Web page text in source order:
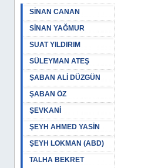
SİNAN CANAN
SİNAN YAĞMUR
SUAT YILDIRIM
SÜLEYMAN ATEŞ
ŞABAN ALİ DÜZGÜN
ŞABAN ÖZ
ŞEVKANİ
ŞEYH AHMED YASİN
ŞEYH LOKMAN (ABD)
TALHA BEKRET